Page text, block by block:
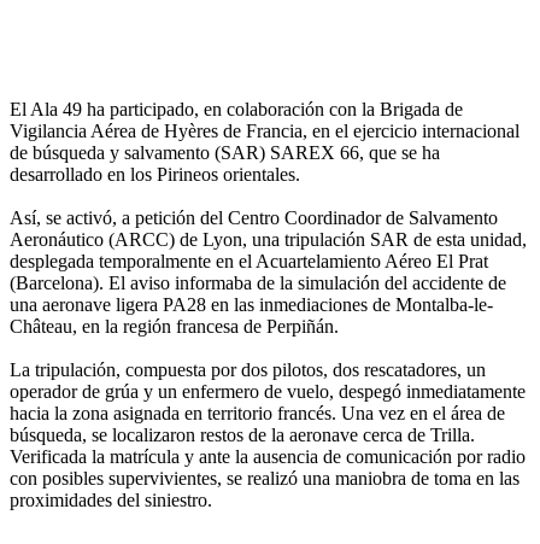
El Ala 49 ha participado, en colaboración con la Brigada de
Vigilancia Aérea de Hyères de Francia, en el ejercicio internacional
de búsqueda y salvamento (SAR) SAREX 66, que se ha
desarrollado en los Pirineos orientales.
Así, se activó, a petición del Centro Coordinador de Salvamento
Aeronáutico (ARCC) de Lyon, una tripulación SAR de esta unidad,
desplegada temporalmente en el Acuartelamiento Aéreo El Prat
(Barcelona). El aviso informaba de la simulación del accidente de
una aeronave ligera PA28 en las inmediaciones de Montalba-le-
Château, en la región francesa de Perpiñán.
La tripulación, compuesta por dos pilotos, dos rescatadores, un
operador de grúa y un enfermero de vuelo, despegó inmediatamente
hacia la zona asignada en territorio francés. Una vez en el área de
búsqueda, se localizaron restos de la aeronave cerca de Trilla.
Verificada la matrícula y ante la ausencia de comunicación por radio
con posibles supervivientes, se realizó una maniobra de toma en las
proximidades del siniestro.